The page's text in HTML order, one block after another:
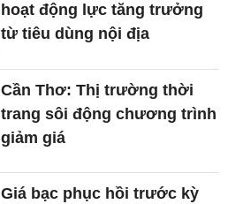
hoạt động lực tăng trưởng
từ tiêu dùng nội địa
Cần Thơ: Thị trường thời
trang sôi động chương trình
giảm giá
Giá bạc phục hồi trước kỳ